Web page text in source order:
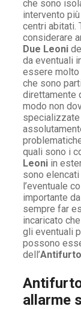
che sono
intervento
centri abitati.
considerare
Due Leoni
da eventuali
essere molto
che sono
direttamente
modo non
quali sono i
Leoni in
sono
l’eventuale
importante
sempre far
incaricato
gli eventuali
possono
dell’
allarme